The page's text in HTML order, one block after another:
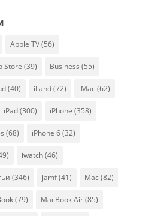
Apple TV(56)
Store (39) Business (55)
(40) iLand(72) iMac (62)
iPad(300) iPhone (358)
(68) iPhone 6(32)
iwatch(46)
(346) jamf(41) Mac (82)
(79) MacBook Air(85)